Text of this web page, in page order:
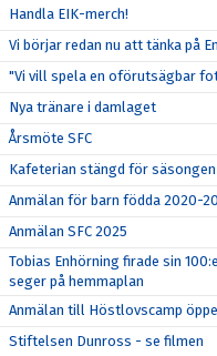
Handla EIK-merch!
Vi börjar redan nu att tänka på
"Vi vill spela en oförutsägbar
Nya tränare i damlaget
Årsmöte SFC
Kafeterian stängd för säsongen
Anmälan för barn födda 2020-
Anmälan SFC 2025
Tobias Enhörning firade sin
seger på hemmaplan
Anmälan till Höstlovscamp
Stiftelsen Dunross - se filmen